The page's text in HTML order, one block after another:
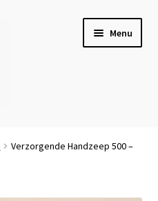
Menu
Verzorgende Handzeep 500 –